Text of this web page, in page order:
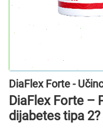
DiaFlex Forte -
DiaFlex Forte –
dijabetes tipa